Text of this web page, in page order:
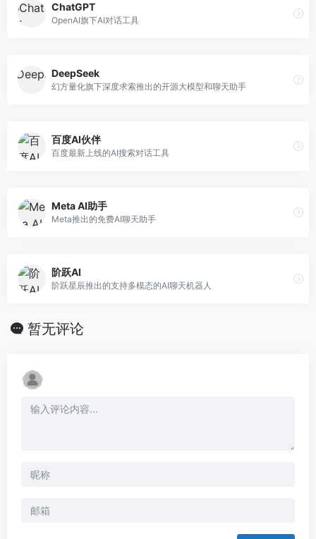
ChatGPT
OpenAI旗下AI对话工具
DeepSeek
幻方量化旗下深度求索推出的开源大模型和聊天助手
百度AI伙伴
百度最新上线的AI搜索对话工具
Meta AI助手
Meta推出的免费AI聊天助手
阶跃AI
阶跃星辰推出的支持多模态的AI聊天机器人
暂无评论